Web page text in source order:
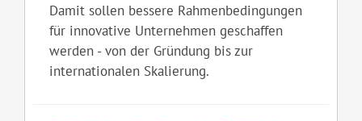
Damit sollen bessere Rahmenbedingungen
für innovative Unternehmen geschaffen
werden - von der Gründung bis zur
internationalen Skalierung.